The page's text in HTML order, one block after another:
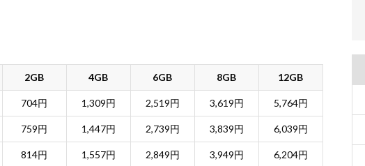
2GB 4GB 6GB 8GB 12GB
704円 1,309円 2,519円 3,619円 5,764円
759円 1,447円 2,739円 3,839円 6,039円
814円 1,557円 2,849円 3,949円 6,204円